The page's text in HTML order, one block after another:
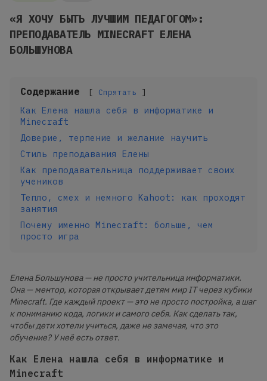
«Я ХОЧУ БЫТЬ ЛУЧШИМ ПЕДАГОГОМ»:
ПРЕПОДАВАТЕЛЬ MINECRAFT ЕЛЕНА
БОЛЬШУНОВА
Содержание Спрятать
Как Елена нашла себя в информатике и
Minecraft
Доверие, терпение и желание научить
Стиль преподавания Елены
Как преподавательница поддерживает своих
учеников
Тепло, смех и немного Kahoot: как проходят
занятия
Почему именно Minecraft: больше, чем
просто игра
Елена Большунова — не просто учительница информатики.
Она — ментор, которая открывает детям мир IT через кубики
Minecraft. Где каждый проект — это не просто постройка, а шаг
к пониманию кода, логики и самого себя. Как сделать так,
чтобы дети хотели учиться, даже не замечая, что это
обучение? У неё есть ответ.
Как Елена нашла себя в информатике и
Minecraft